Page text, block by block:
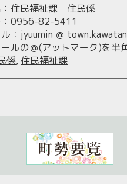
：住民福祉課 住民係
：0956-82-5411
：jyuumin ＠
ルの＠(アットマーク)を半
係, 住民福祉課